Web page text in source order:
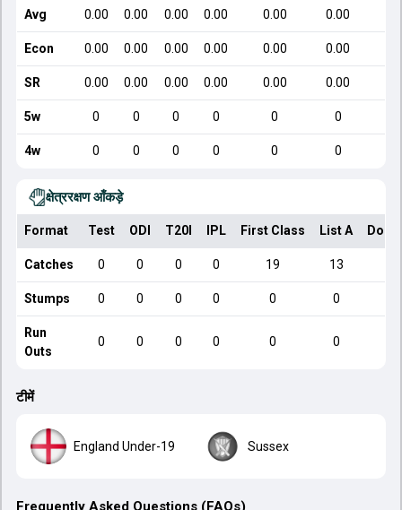
Avg 0.00 0.00 0.00 0.00 0.00 0.00
Econ 0.00 0.00 0.00 0.00 0.00 0.00
SR 0.00 0.00 0.00 0.00 0.00 0.00
5w 0 0 0 0 0 0
4w 0 0 0 0 0 0
क्षेत्ररक्षण आँकड़े
Format Test ODI T20I IPL First Class List A
Catches 0 0 0 0 19 13
Stumps 0 0 0 0 0 0
Run
Outs
0 0 0 0 0 0
टीमें
England Under-19 Sussex
Frequently Asked Questions (FAQs)